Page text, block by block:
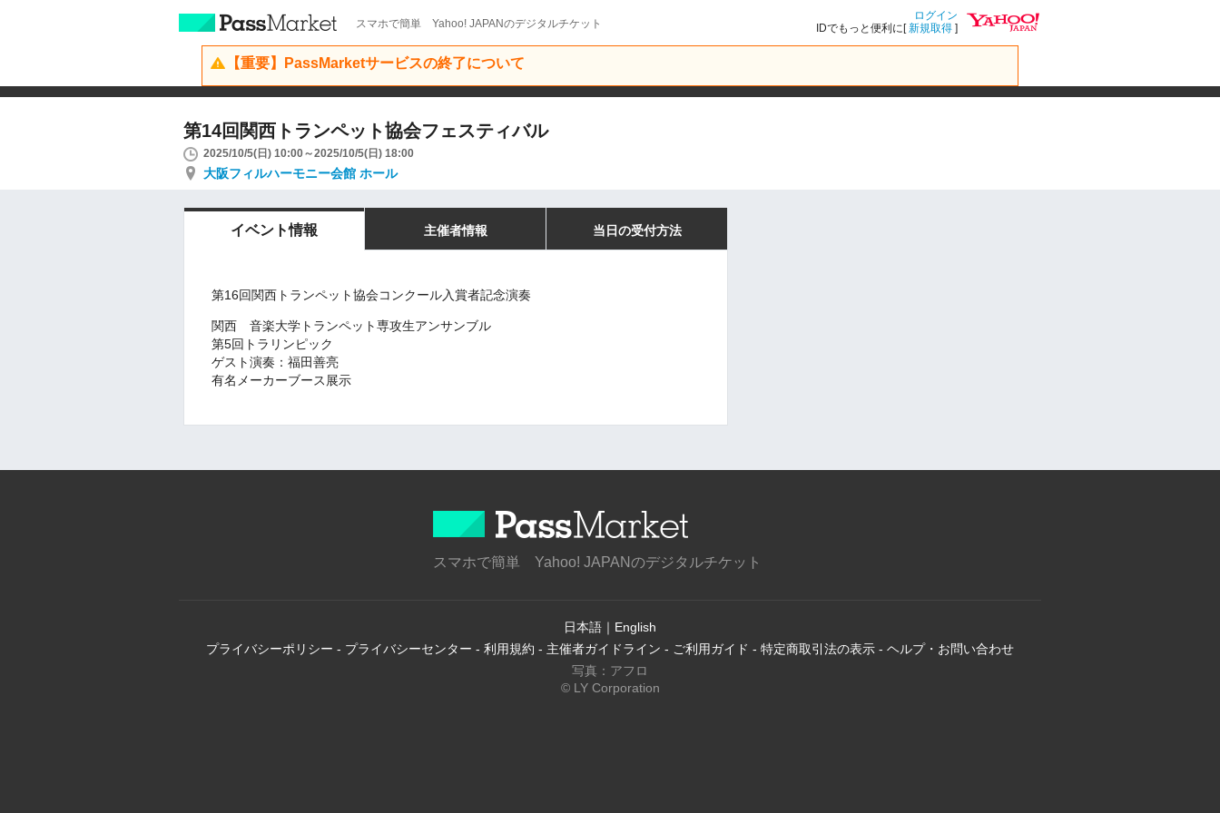
スマホで簡単 Yahoo! JAPANのデジタルチケット
ログイン
IDでもっと便利に[新規取得 ]
【重要】PassMarketサービスの終了について
第14回関西トランペット協会フェスティバル
2025/10/5(日) 10:00～2025/10/5(日) 18:00
大阪フィルハーモニー会館 ホール
イベント情報 主催者情報 当日の受付方法
第16回関西トランペット協会コンクール入賞者記念演奏
関西 音楽大学トランペット専攻生アンサンブル
第5回トラリンピック
ゲスト演奏：福田善亮
有名メーカーブース展示
スマホで簡単 Yahoo! JAPANのデジタルチケット
日本語 ｜ English
プライバシーポリシー - プライバシーセンター - 利用規約 - 主催者ガイドライン - ご利用ガイド - 特定商取引法の表示 - ヘルプ・お問い合わせ
写真：アフロ
© LY Corporation